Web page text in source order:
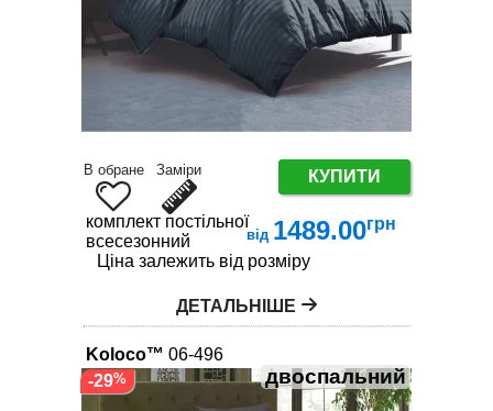
В обране Заміри КУПИТИ
комплект постільної білизни
всесезонний
від 1489.00грн
Ціна залежить від розміру
ДЕТАЛЬНІШЕ
Koloco™ 06-496
двоспальний
-29